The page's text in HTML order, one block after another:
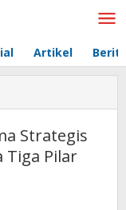
Artikel
Strategis
Tiga Pilar